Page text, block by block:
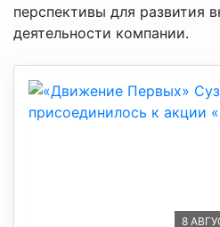
перспективы для развития
деятельности компании.
8